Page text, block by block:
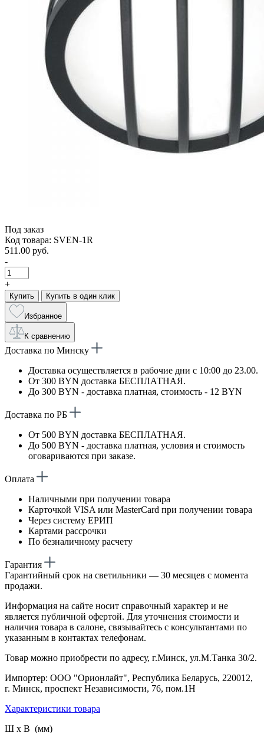
Под заказ
Код товара: SVEN-1R
511.00 руб.
-
+
Купить Купить в один клик
Избранное
К сравнению
Доставка по Минску
Доставка осуществляется в рабочие дни с 10:00 до 23.00.
От 300 BYN доставка БЕСПЛАТНАЯ.
До 300 BYN - доставка платная, стоимость - 12 BYN
Доставка по РБ
От 500 BYN доставка БЕСПЛАТНАЯ.
До 500 BYN - доставка платная, условия и стоимость
оговариваются при заказе.
Оплата
Наличными при получении товара
Карточкой VISA или MasterCard при получении товара
Через систему ЕРИП
Картами рассрочки
По безналичному расчету
Гарантия
Гарантийный срок на светильники — 30 месяцев с момента
продажи.
Информация на сайте носит справочный характер и не
является публичной офертой. Для уточнения стоимости и
наличия товара в салоне, связывайтесь с консультантами по
указанным в контактах телефонам.
Товар можно приобрести по адресу, г.Минск, ул.М.Танка 30/2.
Импортер: ООО "Орионлайт", Республика Беларусь, 220012,
г. Минск, проспект Независимости, 76, пом.1Н
Характеристики товара
Ш х В (мм)